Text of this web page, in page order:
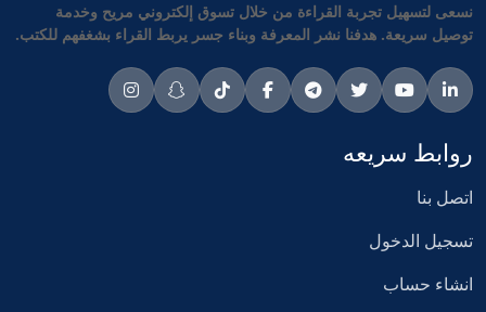
نسعى لتسهيل تجربة القراءة من خلال تسوق إلكتروني مريح وخدمة
توصيل سريعة. هدفنا نشر المعرفة وبناء جسر يربط القراء بشغفهم للكتب.
روابط سريعه
اتصل بنا
تسجيل الدخول
انشاء حساب